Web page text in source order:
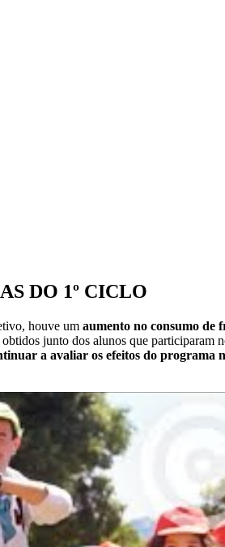
DO 1º CICLO
houve umaumento no consumo de
junto dos alunos que participaram
a avaliar os efeitos do programa